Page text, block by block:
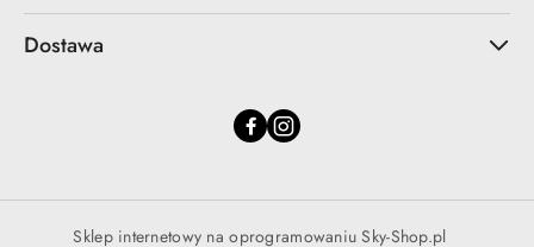
Dostawa
Sklep internetowy na oprogramowaniu Sky-Shop.pl